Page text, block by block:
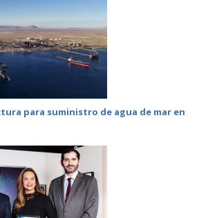
para suministro de agua de mar en